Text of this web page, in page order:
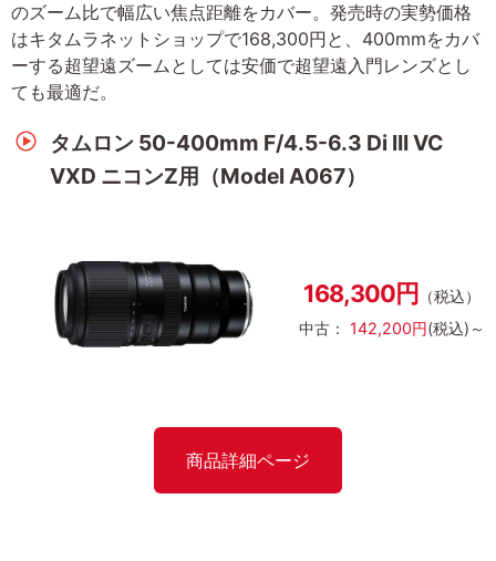
のズーム比で幅広い焦点距離をカバー。発売時の実勢価格
はキタムラネットショップで168,300円と、400mmをカバ
ーする超望遠ズームとしては安価で超望遠入門レンズとし
ても最適だ。
タムロン 50-400mm F/4.5-6.3 Di III VC
VXD ニコンZ用（Model A067）
168,300円 （税込）
中古： 142,200円(税込)～
商品詳細ページ